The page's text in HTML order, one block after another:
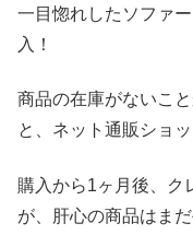
一目惚れしたソファ
入！
商品の在庫がないこ
と、ネット通販ショ
購入から1ヶ月後、ク
が、肝心の商品はま